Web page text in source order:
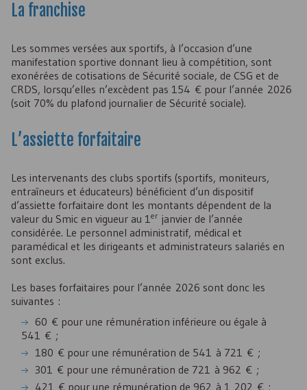
La franchise
Les sommes versées aux sportifs, à l’occasion d’une
manifestation sportive donnant lieu à compétition, sont
exonérées de cotisations de Sécurité sociale, de CSG et de
CRDS, lorsqu’elles n’excèdent pas 154 € pour l’année 2026
(soit 70% du plafond journalier de Sécurité sociale).
L’assiette forfaitaire
Les intervenants des clubs sportifs (sportifs, moniteurs,
entraîneurs et éducateurs) bénéficient d’un dispositif
d’assiette forfaitaire dont les montants dépendent de la
valeur du Smic en vigueur au 1er janvier de l’année
considérée. Le personnel administratif, médical et
paramédical et les dirigeants et administrateurs salariés en
sont exclus.
Les bases forfaitaires pour l’année 2026 sont donc les
suivantes :
60 € pour une rémunération inférieure ou égale à
541 € ;
180 € pour une rémunération de 541 à 721 € ;
301 € pour une rémunération de 721 à 962 € ;
421 € pour une rémunération de 962 à 1 202 € ;